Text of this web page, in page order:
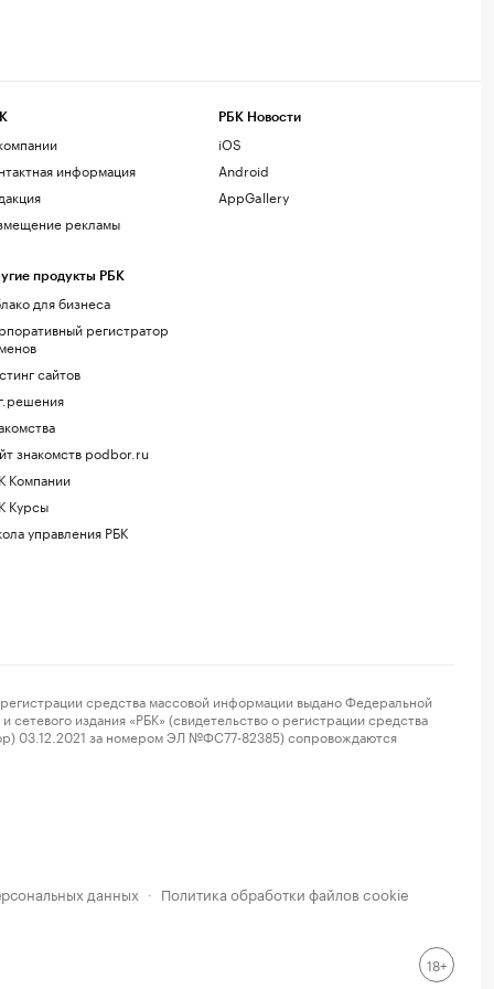
информация
рекламы
продукты РБК
для бизнеса
регистратор
сайтов
знакомств podbor.ru
Компании
Курсы
управления РБК
РБК Новости
iOS
Android
AppGallery
средства массовой информации выдано Федеральной
издания «РБК» (свидетельство о регистрации средства
03.12.2021 за номером ЭЛ №ФС77-82385) сопровождаются
данных · Политика обработки файлов cookie
18+